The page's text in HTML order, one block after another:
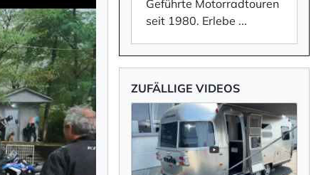
Geführte Motorradtouren
seit 1980. Erlebe ...
ZUFÄLLIGE VIDEOS